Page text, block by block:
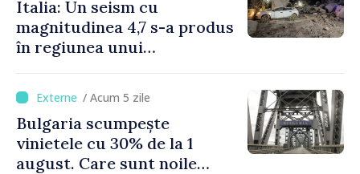
Italia: Un seism cu
magnitudinea 4,7 s-a produs
în regiunea unui
de Napoli
/ Acum 5 zile
Bulgaria scumpește
vinietele cu 30% de la 1
august. Care sunt noile